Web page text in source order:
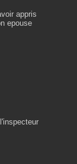
appris
epouse